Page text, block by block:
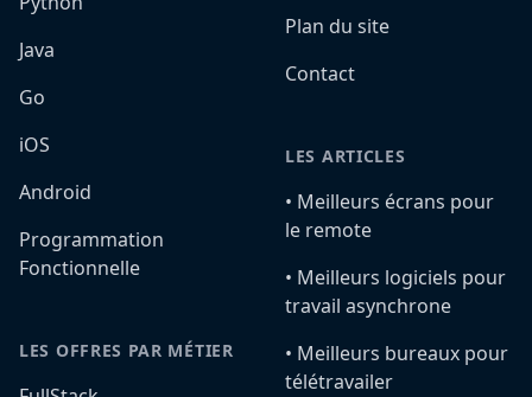
Java
Go
iOS
Android
Programmation
Fonctionnelle
LES OFFRES PAR MÉTIER
Plan du site
Contact
LES ARTICLES
•️ Meilleurs écrans pour
le remote
•️ Meilleurs logiciels pour
travail asynchrone
•️ Meilleurs bureaux pour
télétravailer